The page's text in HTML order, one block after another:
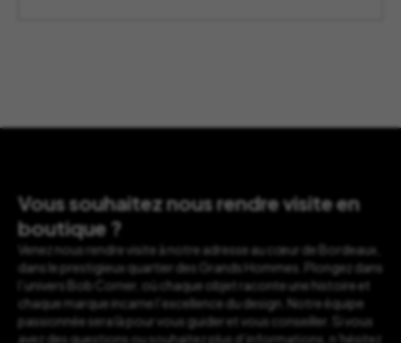
Vous souhaitez nous rendre visite en
boutique ?
Venez nous rendre visite à notre adresse au cœur de Bordeaux,
dans le prestigieux quartier des Grands Hommes. Plongez dans
l’univers Bob Corner, où chaque objet raconte une histoire et
chaque marque incarne l’excellence du design. Notre équipe
passionnée sera là pour vous guider et vous conseiller. Si vous
avez des questions ou souhaitez plus d’informations, n’hésitez